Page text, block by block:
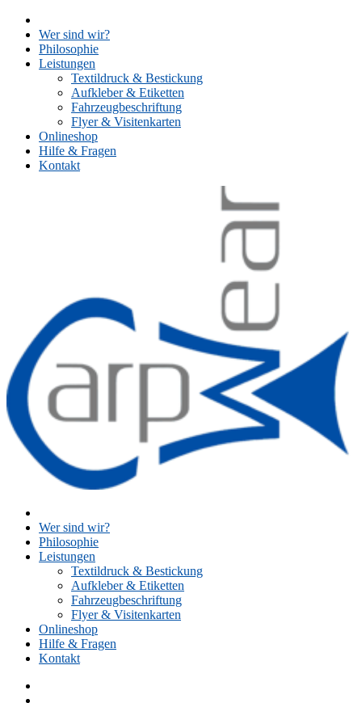
Skip
content
Wer sind wir?
Philosophie
Leistungen
Textildruck & Bestickung
Aufkleber & Etiketten
Fahrzeugbeschriftung
Flyer & Visitenkarten
Onlineshop
Hilfe & Fragen
Kontakt
Wer sind wir?
Philosophie
Leistungen
Textildruck & Bestickung
Aufkleber & Etiketten
Fahrzeugbeschriftung
Flyer & Visitenkarten
Onlineshop
Hilfe & Fragen
Kontakt